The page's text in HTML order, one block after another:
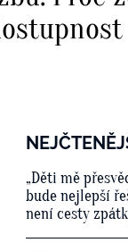
„Děti mě
bude nejlepší
není cesty